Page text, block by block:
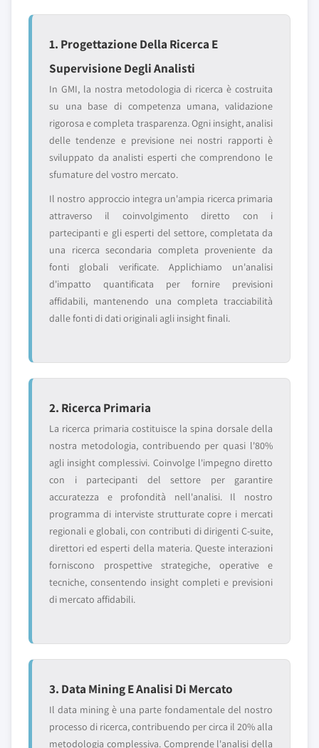
1. Progettazione Della Ricerca E
Supervisione Degli Analisti
In GMI, la nostra metodologia di ricerca è costruita
su una base di competenza umana, validazione
rigorosa e completa trasparenza. Ogni insight, analisi
delle tendenze e previsione nei nostri rapporti è
sviluppato da analisti esperti che comprendono le
sfumature del vostro mercato.
Il nostro approccio integra un'ampia ricerca primaria
attraverso il coinvolgimento diretto con i
partecipanti e gli esperti del settore, completata da
una ricerca secondaria completa proveniente da
fonti globali verificate. Applichiamo un'analisi
d'impatto quantificata per fornire previsioni
affidabili, mantenendo una completa tracciabilità
dalle fonti di dati originali agli insight finali.
2. Ricerca Primaria
La ricerca primaria costituisce la spina dorsale della
nostra metodologia, contribuendo per quasi l'80%
agli insight complessivi. Coinvolge l'impegno diretto
con i partecipanti del settore per garantire
accuratezza e profondità nell'analisi. Il nostro
programma di interviste strutturate copre i mercati
regionali e globali, con contributi di dirigenti C-suite,
direttori ed esperti della materia. Queste interazioni
forniscono prospettive strategiche, operative e
tecniche, consentendo insight completi e previsioni
di mercato affidabili.
3. Data Mining E Analisi Di Mercato
Il data mining è una parte fondamentale del nostro
processo di ricerca, contribuendo per circa il 20% alla
metodologia complessiva. Comprende l'analisi della